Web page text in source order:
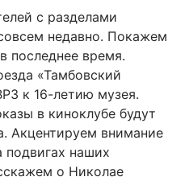
с разделами
недавно. Покажем
последнее время.
«Тамбовский
к 16-летию музея.
в киноклубе будут
Акцентируем внимание
подвигах наших
о Николае